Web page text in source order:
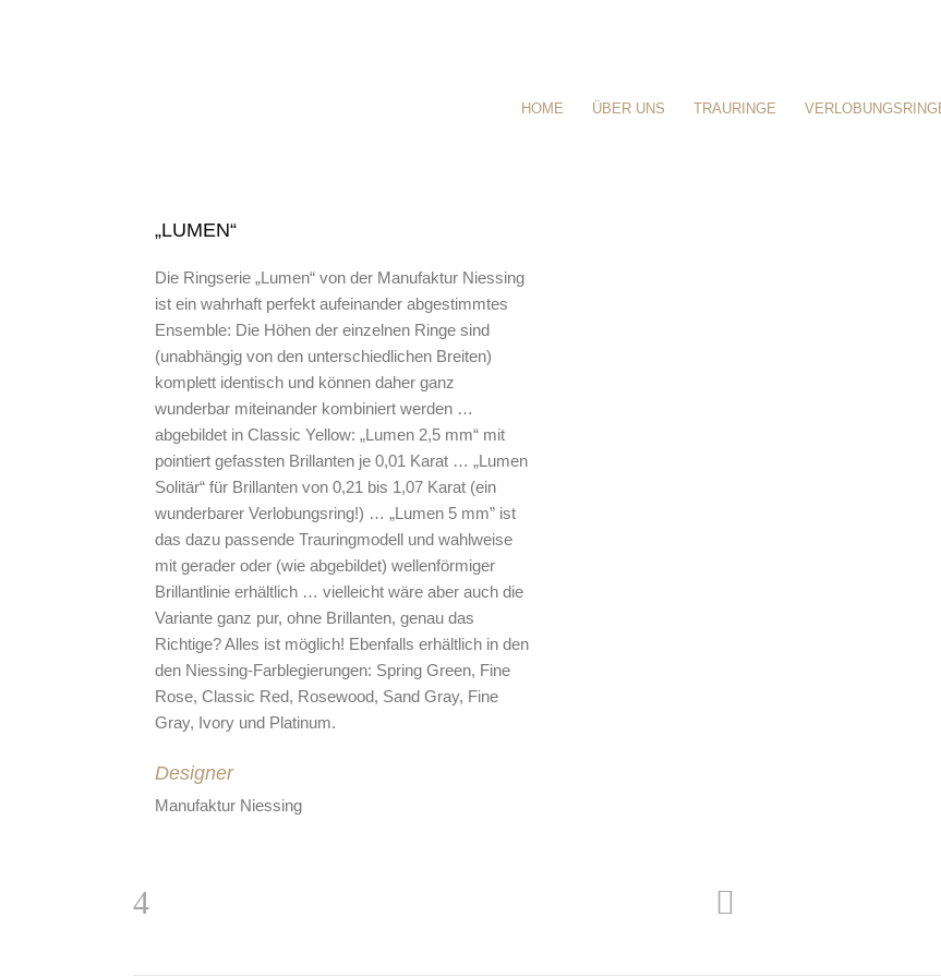
HOME ÜBER UNS TRAURINGE
„LUMEN“
Die Ringserie „Lumen“ von der Manufaktur Niessing
ist ein wahrhaft perfekt aufeinander abgestimmtes
Ensemble: Die Höhen der einzelnen Ringe sind
(unabhängig von den unterschiedlichen Breiten)
komplett identisch und können daher ganz
wunderbar miteinander kombiniert werden …
abgebildet in Classic Yellow: „Lumen 2,5 mm“ mit
pointiert gefassten Brillanten je 0,01 Karat … „Lumen
Solitär“ für Brillanten von 0,21 bis 1,07 Karat (ein
wunderbarer Verlobungsring!) … „Lumen 5 mm” ist
das dazu passende Trauringmodell und wahlweise
mit gerader oder (wie abgebildet) wellenförmiger
Brillantlinie erhältlich … vielleicht wäre aber auch die
Variante ganz pur, ohne Brillanten, genau das
Richtige? Alles ist möglich! Ebenfalls erhältlich in den
den Niessing-Farblegierungen: Spring Green, Fine
Rose, Classic Red, Rosewood, Sand Gray, Fine
Gray, Ivory und Platinum.
Designer
Manufaktur Niessing